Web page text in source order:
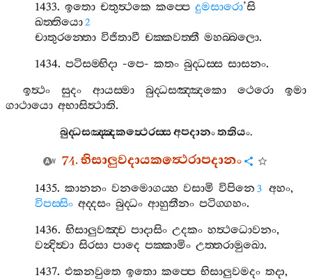
1433.ඉතො චතුත්‍ථකෙ කප‍්පෙ දුමසාරො’සි
ඛත‍්තියො2
චාතුරන‍්තො විජිතාවී චක‍්කවත‍්තී මහබ‍්බලො.
1434.පටිසම‍්භිදා -පෙ-කතං බුද‍්ධස‍්ස සාසනං.
ඉත්‍ථං
සුදං ආයස‍්මා බුද‍්ධසඤ‍්ඤකො ථෙරො
ඉමා
ගාථායො අභාසිත්‍ථාති.
බුද‍්ධසඤ‍්ඤකත්‍ථෙරස‍්සඅපදානංතතියං.
74.භිසාලුවදායකත්‍ථෙරාපදානං
1435.කානනං වනමොගය‍්හ වසාමි විපිනෙ 3 අහං,
විපස‍්සිං අද‍්දසං බුද‍්ධං ආහුතීනං පටිග‍්ගහං.
1436.භිසාලුවඤ‍්ච පාදාසිං උදකං හත්‍ථධොවනං,
වන්‍දිත්‍වා සිරසා පාදෙ පක‍්කාමිං උත‍්තරාමුඛො.
1437.එකනවුතෙ ඉතො කප‍්පෙ භිසාලුවමදං තදා,